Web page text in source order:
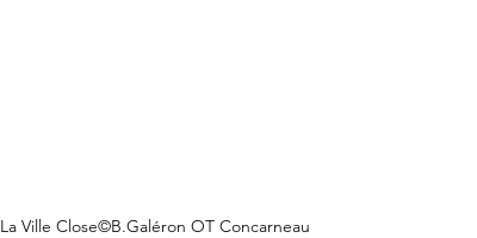
La Ville Close©B.Galéron OT Concarneau